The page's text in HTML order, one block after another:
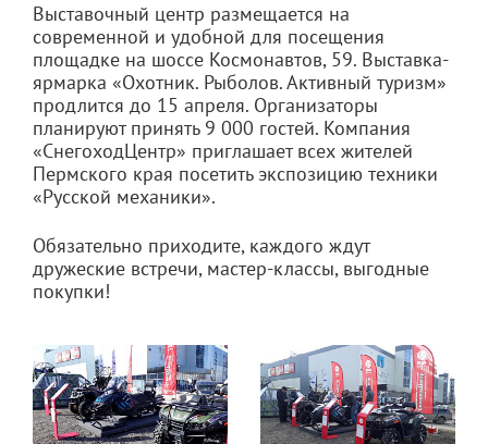
Выставочный центр размещается на
современной и удобной для посещения
площадке на шоссе Космонавтов, 59. Выставка-
ярмарка «Охотник. Рыболов. Активный туризм»
продлится до 15 апреля. Организаторы
планируют принять 9 000 гостей. Компания
«СнегоходЦентр» приглашает всех жителей
Пермского края посетить экспозицию техники
«Русской механики».
Обязательно приходите, каждого ждут
дружеские встречи, мастер-классы, выгодные
покупки!